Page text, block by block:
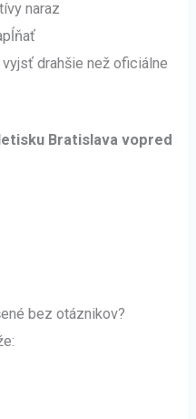
naraz
drahšie než oficiálne
Bratislava vopred
bez otáznikov?